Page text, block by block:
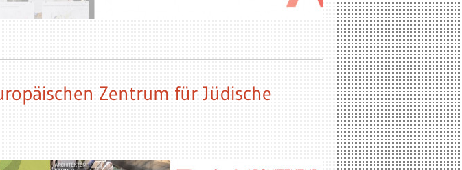
Zentrum für Jüdische